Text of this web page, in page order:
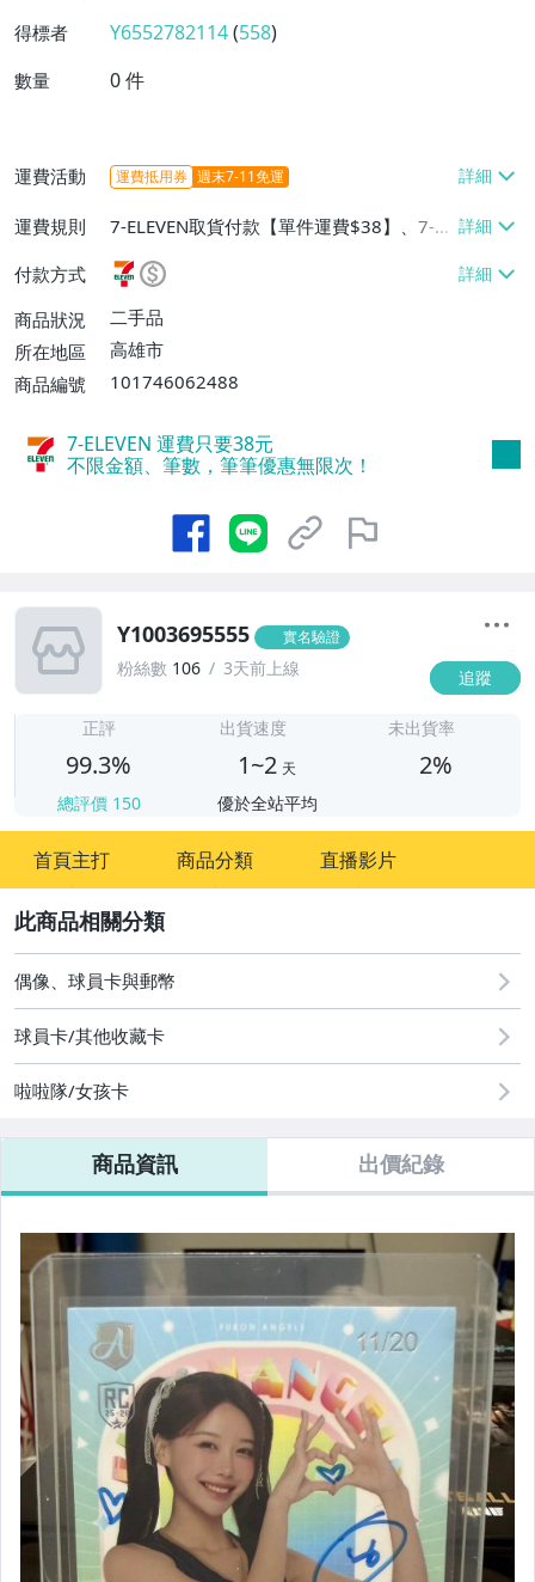
得標者 Y6552782114(558)
數量 0件
運費活動 運費抵用券 週末7-11免運
運費規則
7-ELEVEN取貨付款【單件運費$38】、7-EL
EVEN取貨不付款【單件運費$38】、郵局掛
號【單件運費$60】
付款方式
商品狀況
二手品
所在地區
高雄市
商品編號
101746062488
7-ELEVEN 運費只要38元
不限金額、筆數，筆筆優惠無限次！
Y1003695555 實名驗證
粉絲數 106 3天前上線 追蹤
正評
99.3%
總評價 150
出貨速度
1~2 天
優於全站平均
未出貨率
2%
首頁主打 商品分類 直播影片
偶像、球員卡與郵幣
球員卡/其他收藏卡
啦啦隊/女孩卡
商品資訊 出價紀錄